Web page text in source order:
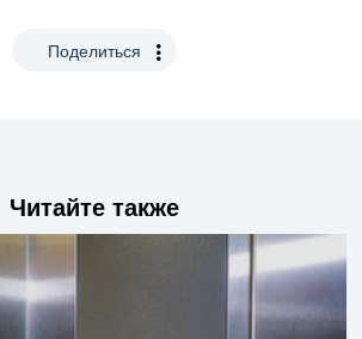
Поделиться
Читайте также